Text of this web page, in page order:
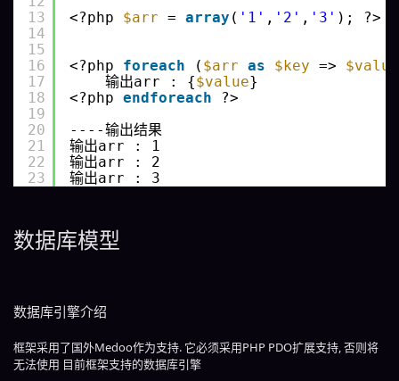
13
14
15
16
17
18
19
20
21
22
23
<?php $arr = array ( '1' , '2' , '3' ); ?>
<?php foreach ( $arr as $key => $value
输出arr : {$value}
<?php endforeach
?>
----输出结果
输出arr : 1
输出arr : 2
输出arr : 3
数据库模型
数据库引擎介绍
框架采用了国外Medoo作为支持. 它必须采用PHP PDO扩展支持, 否则将
无法使用 目前框架支持的数据库引擎